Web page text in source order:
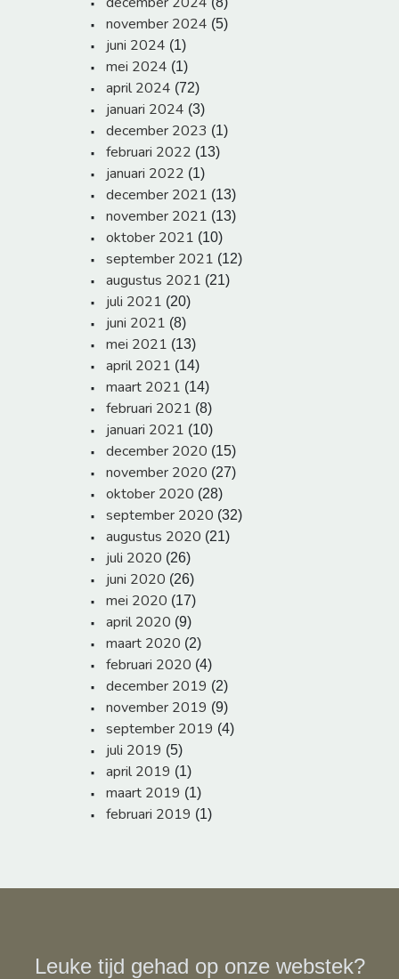
november 2024 (5)
juni 2024 (1)
mei 2024 (1)
april 2024 (72)
januari 2024 (3)
december 2023 (1)
februari 2022 (13)
januari 2022 (1)
december 2021 (13)
november 2021 (13)
oktober 2021 (10)
september 2021 (12)
augustus 2021 (21)
juli 2021 (20)
juni 2021 (8)
mei 2021 (13)
april 2021 (14)
maart 2021 (14)
februari 2021 (8)
januari 2021 (10)
december 2020 (15)
november 2020 (27)
oktober 2020 (28)
september 2020 (32)
augustus 2020 (21)
juli 2020 (26)
juni 2020 (26)
mei 2020 (17)
april 2020 (9)
maart 2020 (2)
februari 2020 (4)
december 2019 (2)
november 2019 (9)
september 2019 (4)
juli 2019 (5)
april 2019 (1)
maart 2019 (1)
februari 2019 (1)
Leuke tijd gehad op onze webstek?